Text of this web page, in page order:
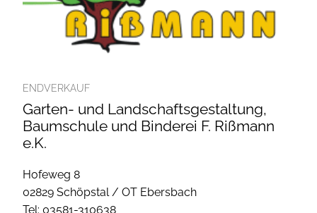
ENDVERKAUF
Garten- und Landschaftsgestaltung,
Baumschule und Binderei F. Rißmann
e.K.
Hofeweg 8
02829 Schöpstal / OT Ebersbach
Tel: 03581-310638